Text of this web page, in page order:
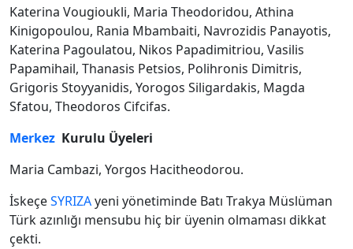
Katerina Vougioukli, Maria Theodoridou, Athina
Kinigopoulou, Rania Mbambaiti, Navrozidis Panayotis,
Katerina Pagoulatou, Nikos Papadimitriou, Vasilis
Papamihail, Thanasis Petsios, Polihronis Dimitris,
Grigoris Stoyyanidis, Yorogos Siligardakis, Magda
Sfatou, Theodoros Cifcifas.
Merkez Kurulu Üyeleri
Maria Cambazi, Yorgos Hacitheodorou.
İskeçeSYRIZAyeni yönetiminde Batı Trakya Müslüman
Türk azınlığı mensubu hiç bir üyenin olmaması dikkat
çekti.